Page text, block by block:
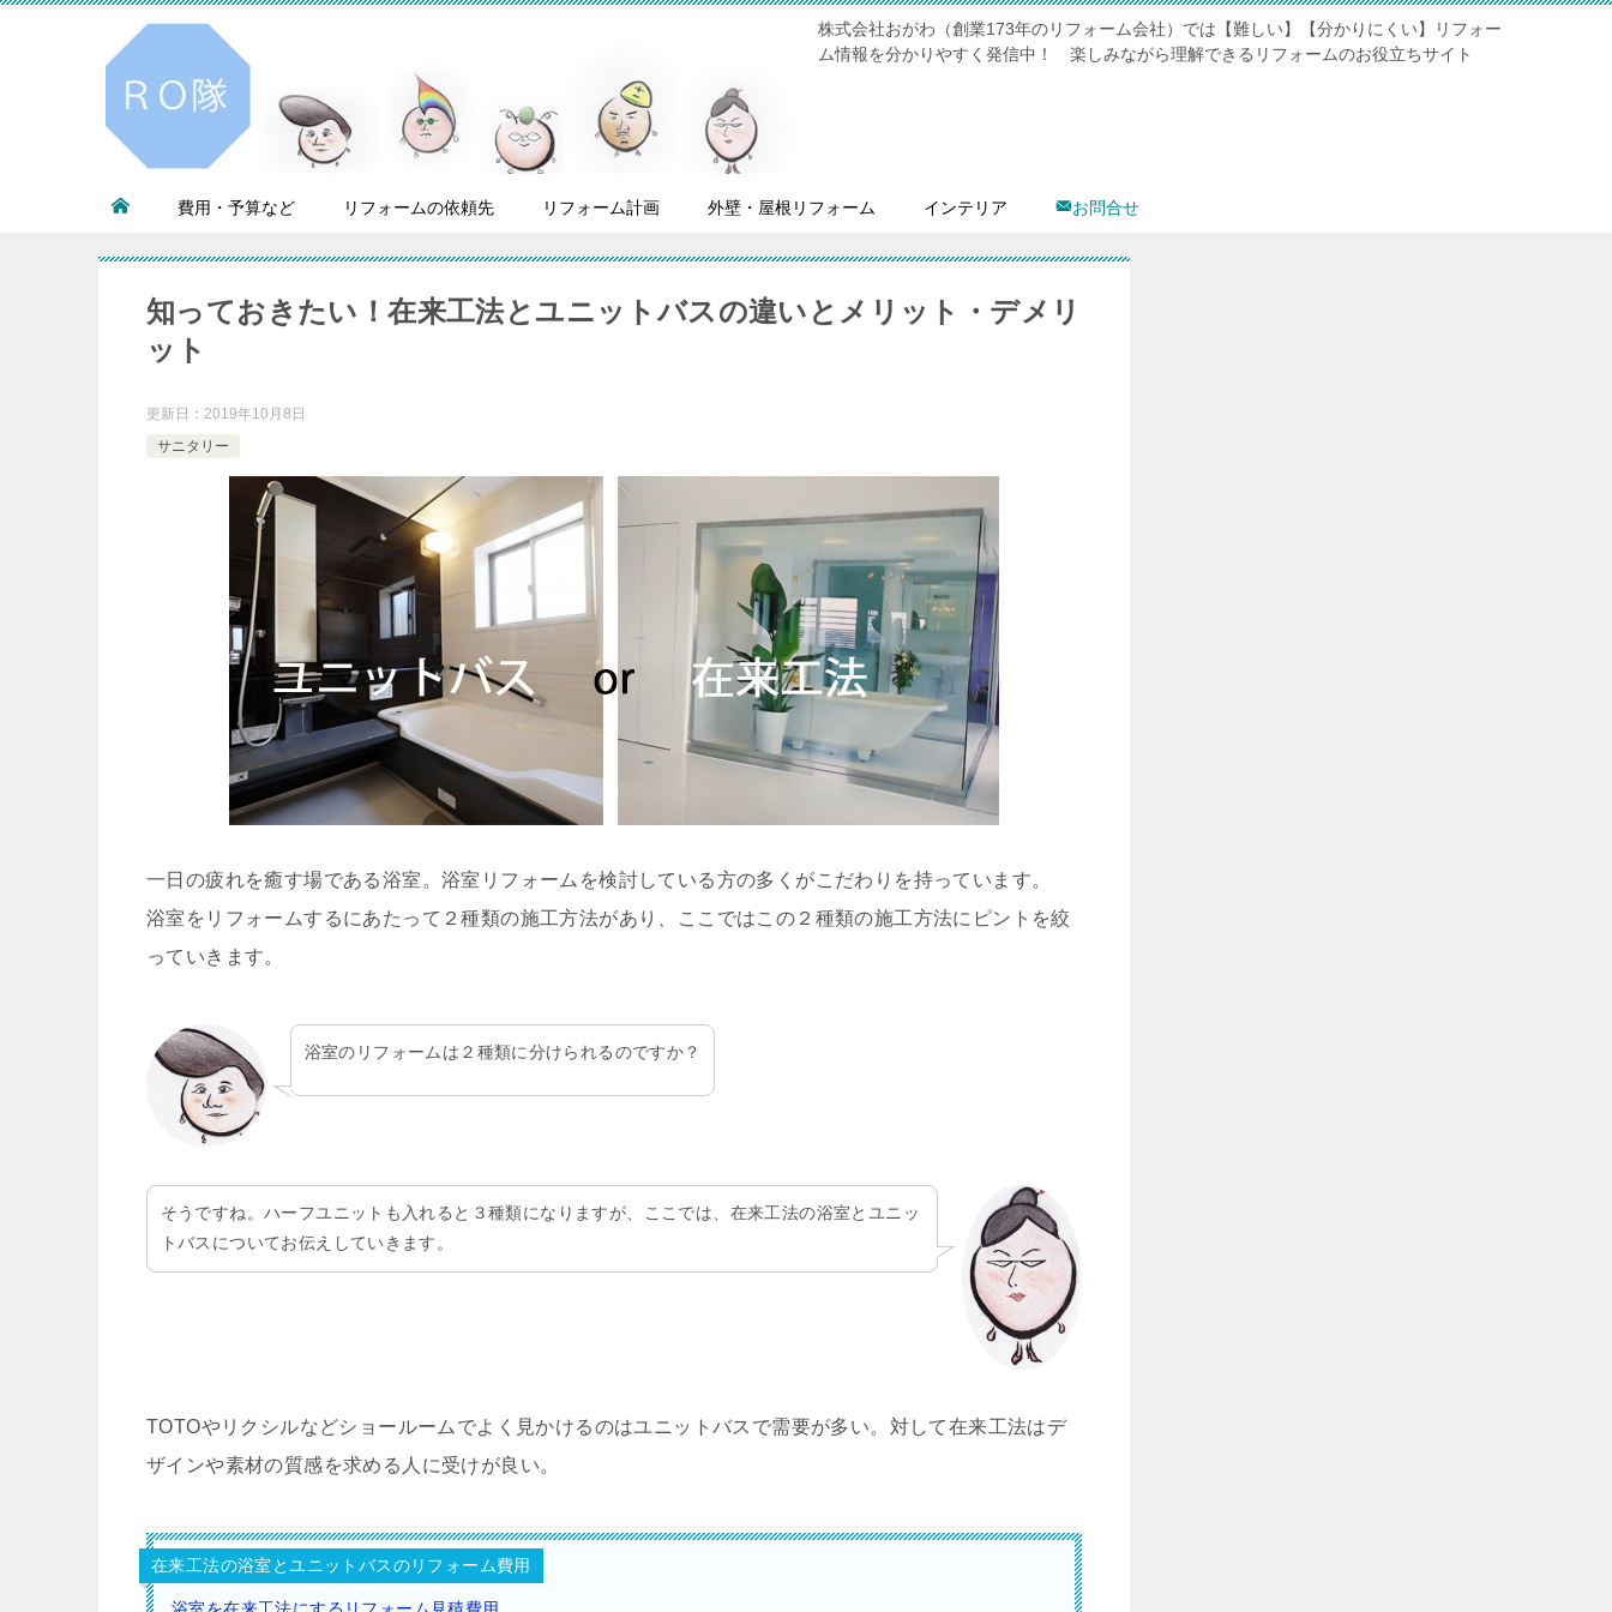
株式会社おがわ（創業173年のリフォーム会社）では【難しい】【分かりにくい】リフォー
ム情報を分かりやすく発信中！ 楽しみながら理解できるリフォームのお役立ちサイト
費用・予算など リフォームの依頼先 リフォーム計画 外壁・屋根リフォーム インテリア お問合せ
知っておきたい！在来工法とユニットバスの違いとメリット・デメリ
ット
更新日： 2019年10月8日
サニタリー
一日の疲れを癒す場である浴室。浴室リフォームを検討している方の多くがこだわりを持っています。
浴室をリフォームするにあたって２種類の施工方法があり、ここではこの２種類の施工方法にピントを絞
っていきます。
浴室のリフォームは２種類に分けられるのですか？
そうですね。ハーフユニットも入れると３種類になりますが、ここでは、在来工法の浴室とユニッ
トバスについてお伝えしていきます。
TOTOやリクシルなどショールームでよく見かけるのはユニットバスで需要が多い。対して在来工法はデ
ザインや素材の質感を求める人に受けが良い。
在来工法の浴室とユニットバスのリフォーム費用